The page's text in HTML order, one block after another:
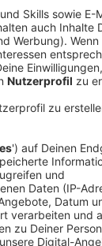
17.09.2025 06:59
Wohnraum
den